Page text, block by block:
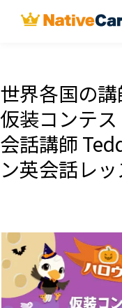
世界各国の
仮装コンテ
会話講師
ン英会話レ